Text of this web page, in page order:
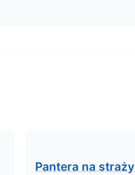
Pantera na straży